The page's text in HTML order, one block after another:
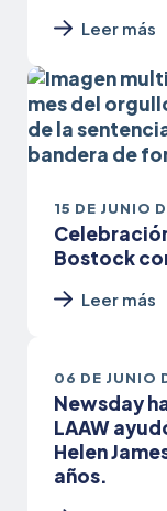
Leer más
15 DE JUNIO
Bostock
Leer más
06 DE JUNIO
Newsday
LAAW
Helen
años.